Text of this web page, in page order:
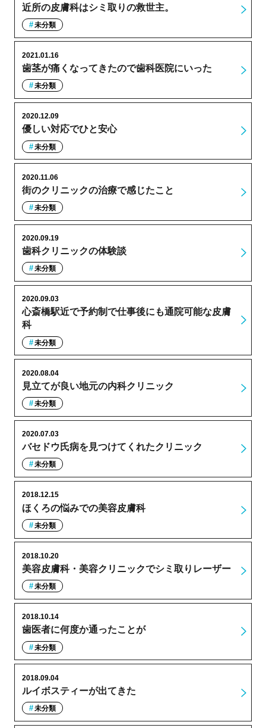
近所の皮膚科はシミ取りの救世主。
未分類
歯茎が痛くなってきたので歯科医院にいった
2021.01.16
未分類
優しい対応でひと安心
2020.12.09
未分類
街のクリニックの治療で感じたこと
2020.11.06
未分類
歯科クリニックの体験談
2020.09.19
未分類
心斎橋駅近で予約制で仕事後にも通院可能な皮膚
科
2020.09.03
未分類
見立てが良い地元の内科クリニック
2020.08.04
未分類
バセドウ氏病を見つけてくれたクリニック
2020.07.03
未分類
ほくろの悩みでの美容皮膚科
2018.12.15
未分類
美容皮膚科・美容クリニックでシミ取りレーザー
2018.10.20
未分類
歯医者に何度か通ったことが
2018.10.14
未分類
ルイボスティーが出てきた
2018.09.04
未分類